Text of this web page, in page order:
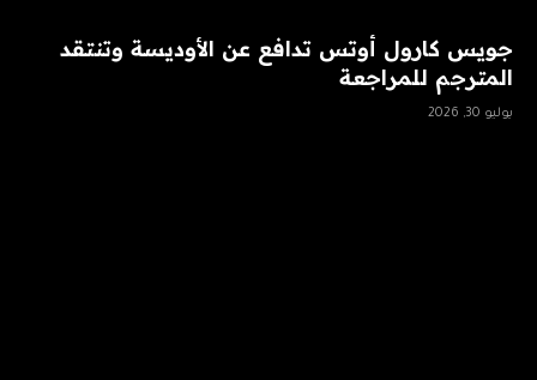
جويس كارول أوتس تدافع عن الأوديسة وتنتقد
المترجم للمراجعة
يوليو 30, 2026